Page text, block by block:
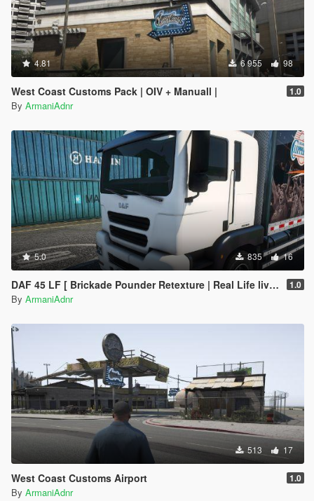
4.81 6 955 98
West Coast Customs Pack | OIV + Manuall | 1.0
By ArmaniAdnr
5.0 835 16
DAF 45 LF [ Brickade Pounder Retexture | Real Life liveries ] 1.0
By ArmaniAdnr
513 17
West Coast Customs Airport 1.0
By ArmaniAdnr